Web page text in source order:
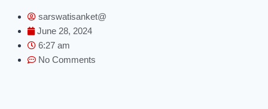
sarswatisanket@
June 28, 2024
6:27 am
No Comments